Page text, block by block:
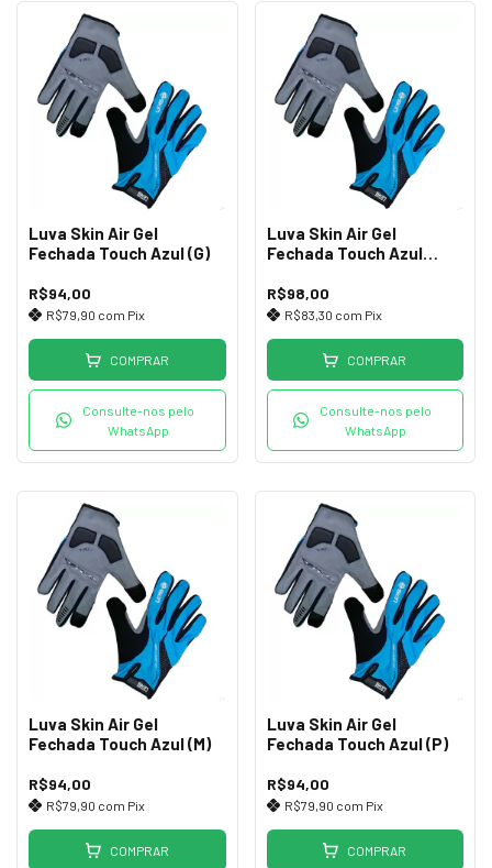
Luva Skin Air Gel
Fechada Touch Azul (G)
R$94,00
R$79,90 com Pix
COMPRAR
Consulte-nos pelo
WhatsApp
Luva Skin Air Gel
Fechada Touch Azul
R$98,00
R$83,30 com Pix
COMPRAR
Consulte-nos pelo
WhatsApp
Luva Skin Air Gel
Fechada Touch Azul (M)
R$94,00
R$79,90 com Pix
COMPRAR
Luva Skin Air Gel
Fechada Touch Azul (P)
R$94,00
R$79,90 com Pix
COMPRAR